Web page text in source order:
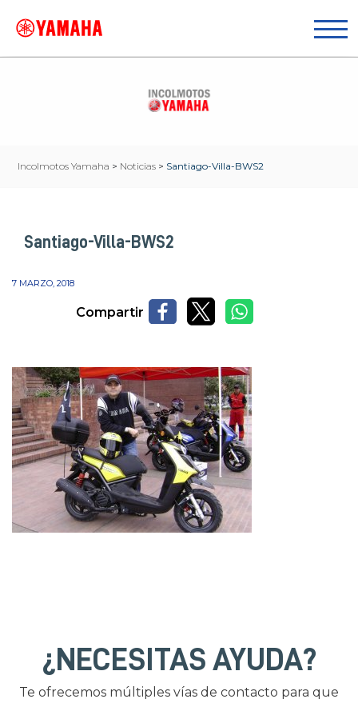
Incolmotos Yamaha > Noticias > Santiago-Villa-BWS2
Santiago-Villa-BWS2
7 MARZO, 2018
Compartir
¿NECESITAS AYUDA?
Te ofrecemos múltiples vías de contacto para que